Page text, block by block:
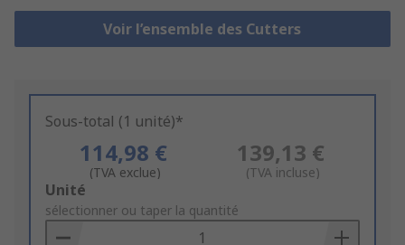
Voir l’ensemble des Cutters
Sous-total (1 unité)*
114,98 €
(TVA exclue)
139,13 €
(TVA incluse)
Add
to
Basket
Unité
sélectionner ou taper la quantité